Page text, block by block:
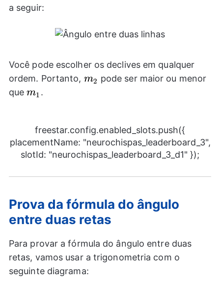
a seguir:
Você pode escolher os declives em qualquer
ordem. Portanto, m_{2}
m2 pode ser maior ou menor
quem_{1}
m1 .
freestar.config.enabled_slots.push({
placementName: "neurochispas_leaderboard_3",
slotId: "neurochispas_leaderboard_3_d1" });
Prova da fórmula do ângulo
entre duas retas
Para provar a fórmula do ângulo entre duas
retas, vamos usar a trigonometria com o
seguinte diagrama: